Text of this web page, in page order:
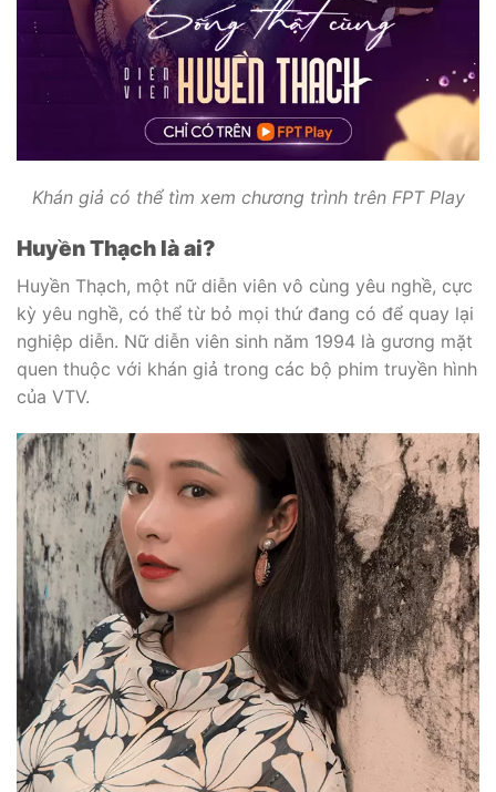
Khán giả có thể tìm xem chương trình trên FPT Play
Huyền Thạch là ai?
Huyền Thạch, một nữ diễn viên vô cùng yêu nghề, cực
kỳ yêu nghề, có thể từ bỏ mọi thứ đang có để quay lại
nghiệp diễn. Nữ diễn viên sinh năm 1994 là gương mặt
quen thuộc với khán giả trong các bộ phim truyền hình
của VTV.